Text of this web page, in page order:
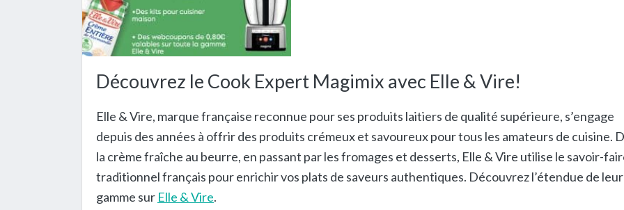
Découvrez le Cook Expert Magimix avec Elle & Vire!
Elle & Vire, marque française reconnue pour ses produits laitiers de qualité supérieure, s’engage
depuis des années à offrir des produits crémeux et savoureux pour tous les amateurs de cuisine.
la crème fraîche au beurre, en passant par les fromages et desserts, Elle & Vire utilise le savoir-
traditionnel français pour enrichir vos plats de saveurs authentiques. Découvrez l’étendue de leur
gamme sur Elle & Vire.